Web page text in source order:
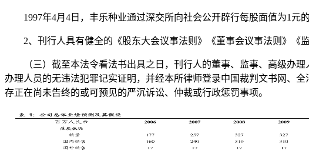
1997年4月4日，丰乐种业通过深交所向社会公开辟行每股面值为1元的
2、刊行人具有健全的《股东大会议事法则》《董事会议事法则》《
（三）截至本法令看法书出具之日，刊行人的董事、监事、高级办理
办理人员的无违法犯罪记实证明，并经本所律师登录中国裁判文书网、
存正在尚未告终的或可预见的严沉诉讼、仲裁或行政惩罚事项。